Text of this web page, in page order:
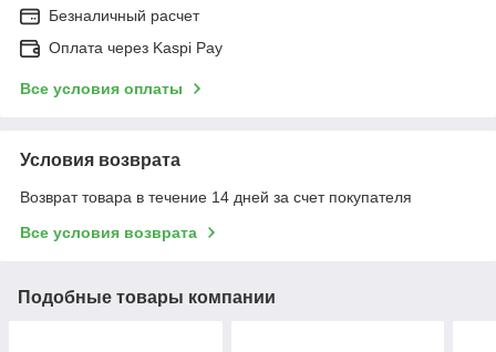
Безналичный расчет
Оплата через Kaspi Pay
Все условия оплаты
Условия возврата
Возврат товара в течение 14 дней за счет покупателя
Все условия возврата
Подобные товары компании